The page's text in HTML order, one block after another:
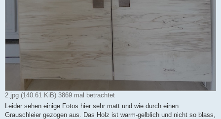
2.jpg (140.61 KiB) 3869 mal betrachtet
Leider sehen einige Fotos hier sehr matt und wie durch einen
Grauschleier gezogen aus. Das Holz ist warm-gelblich und nicht so blass,